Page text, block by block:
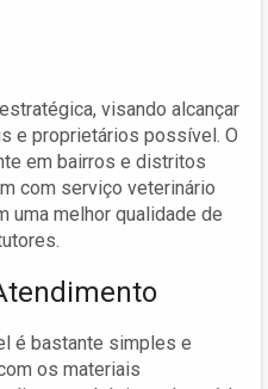
visando alcançar
e proprietários possível. O
em bairros e distritos
com serviço veterinário
uma melhor qualidade de
é bastante simples e
os materiais